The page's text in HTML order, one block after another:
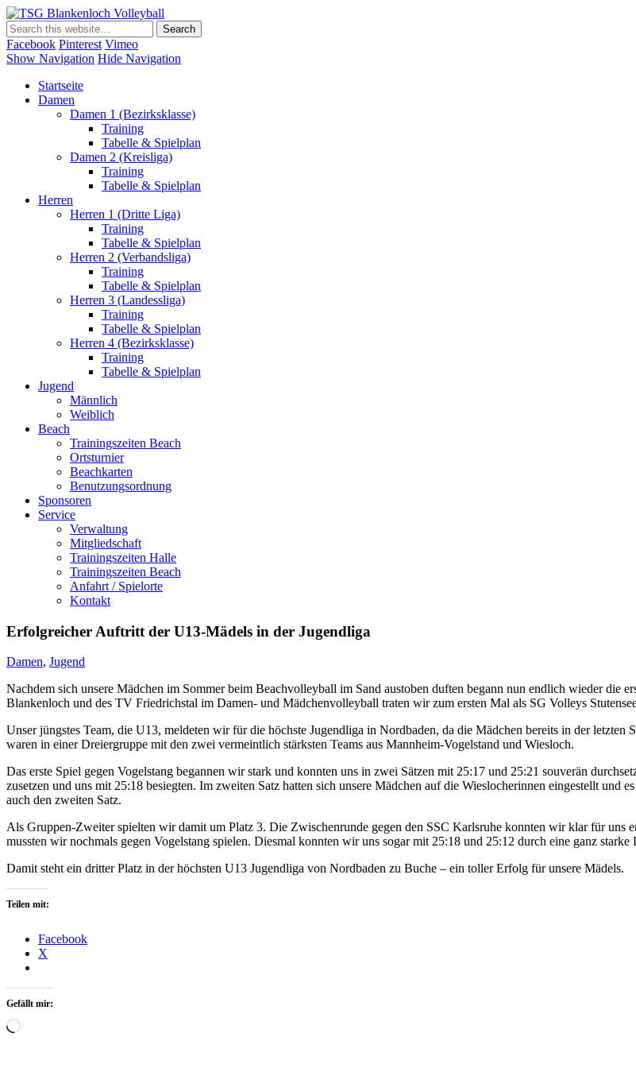
Volleyball Dritte Liga
Facebook Pinterest Vimeo
Show Navigation Hide Navigation
Startseite
Damen
Damen 1 (Bezirksklasse)
Training
Tabelle & Spielplan
Damen 2 (Kreisliga)
Training
Tabelle & Spielplan
Herren
Herren 1 (Dritte Liga)
Training
Tabelle & Spielplan
Herren 2 (Verbandsliga)
Training
Tabelle & Spielplan
Herren 3 (Landessliga)
Training
Tabelle & Spielplan
Herren 4 (Bezirksklasse)
Training
Tabelle & Spielplan
Jugend
Männlich
Weiblich
Beach
Trainingszeiten Beach
Ortsturnier
Beachkarten
Benutzungsordnung
Sponsoren
Service
Verwaltung
Mitgliedschaft
Trainingszeiten Halle
Trainingszeiten Beach
Anfahrt / Spielorte
Kontakt
Erfolgreicher Auftritt der U13-Mädels in der Jugendliga
Damen, Jugend
Nachdem sich unsere Mädchen im Sommer beim Beachvolleyball im Sand austoben duften begann nun endlich wieder die
Blankenloch und des TV Friedrichstal im Damen- und Mädchenvolleyball traten wir zum ersten Mal als SG Volleys
Unser jüngstes Team, die U13, meldeten wir für die höchste Jugendliga in Nordbaden, da die Mädchen bereits in der
waren in einer Dreiergruppe mit den zwei vermeintlich stärksten Teams aus Mannheim-Vogelstand und Wiesloch.
Das erste Spiel gegen Vogelstang begannen wir stark und konnten uns in zwei Sätzen mit 25:17 und 25:21 souverän
zusetzen und uns mit 25:18 besiegten. Im zweiten Satz hatten sich unsere Mädchen auf die Wieslocherinnen eingestellt
auch den zweiten Satz.
Als Gruppen-Zweiter spielten wir damit um Platz 3. Die Zwischenrunde gegen den SSC Karlsruhe konnten wir klar für uns
mussten wir nochmals gegen Vogelstang spielen. Diesmal konnten wir uns sogar mit 25:18 und 25:12 durch eine ganz starke
Damit steht ein dritter Platz in der höchsten U13 Jugendliga von Nordbaden zu Buche – ein toller Erfolg für unsere Mädels.
Teilen mit:
Facebook
X
Gefällt mir:
Wird